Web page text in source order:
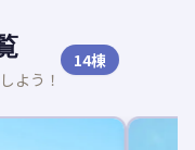
よう！
14棟